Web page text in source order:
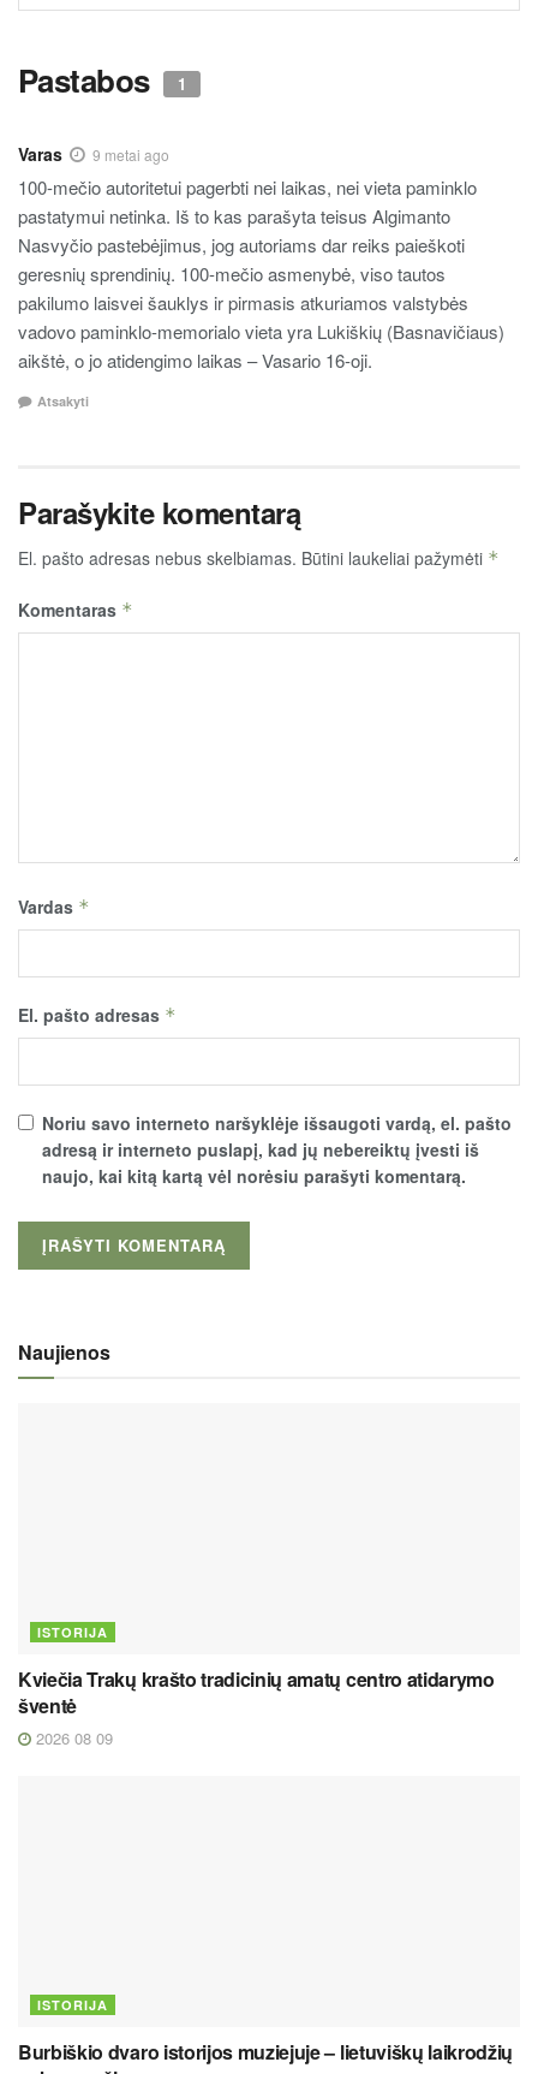
Pastabos 1
Varas 9 metai ago
100-mečio autoritetui pagerbti nei laikas, nei vieta paminklo
pastatymui netinka. Iš to kas parašyta teisus Algimanto
Nasvyčio pastebėjimus, jog autoriams dar reiks paieškoti
geresnių sprendinių. 100-mečio asmenybė, viso tautos
pakilumo laisvei šauklys ir pirmasis atkuriamos valstybės
vadovo paminklo-memorialo vieta yra Lukiškių (Basnavičiaus)
aikštė, o jo atidengimo laikas – Vasario 16-oji.
Atsakyti
Parašykite komentarą
El. pašto adresas nebus skelbiamas. Būtini laukeliai pažymėti *
Komentaras *
Vardas *
El. pašto adresas *
Noriu savo interneto naršyklėje išsaugoti vardą, el. pašto
adresą ir interneto puslapį, kad jų nebereiktų įvesti iš
naujo, kai kitą kartą vėl norėsiu parašyti komentarą.
Naujienos
ISTORIJA
Kviečia Trakų krašto tradicinių amatų centro atidarymo
šventė
2026 08 09
ISTORIJA
Burbiškio dvaro istorijos muziejuje – lietuviškų laikrodžių